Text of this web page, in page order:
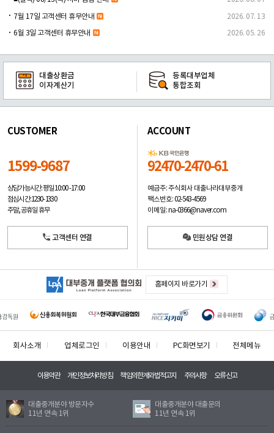
7월 17일 고객센터 휴무안내 2026. 07. 13
6월 3일 고객센터 휴무안내 2026. 05. 26
대출상환금
이자계산기
등록대부업체
통합조회
CUSTOMER
1599-9687
상담가능시간: 평일10:00 -17:00
점심시간: 12:30 - 13:30
주말, 공휴일 휴무
고객센터 연결
ACCOUNT
92470-2470-61
예금주: 주식회사 대출나라대부중개
팩스번호: 02-543-4569
이메일: na-0366@naver.com
민원상담 연결
홈페이지 바로가기
회사소개 업체로그인 이용안내 PC화면보기 전체메뉴
이용약관 개인정보처리방침 책임의한계와법적고지 주의사항 오류신고
대출중개분야 방문자수
11년 연속 1위
대출중개분야 대출문의
11년 연속 1위